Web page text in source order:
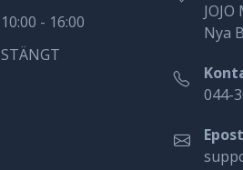
10:00 - 16:00
STÄNGT
Nya
044-
Epost